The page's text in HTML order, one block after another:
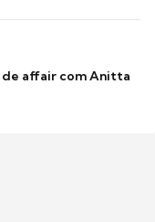
affair com Anitta